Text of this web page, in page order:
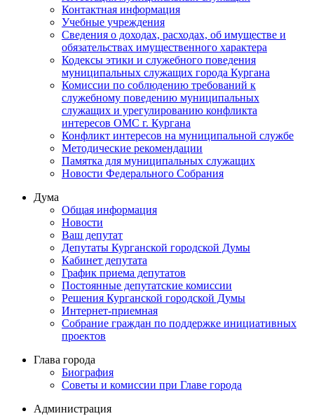
Контактная информация
Учебные учреждения
Сведения о доходах, расходах, об имуществе и
обязательствах имущественного характера
Кодексы этики и служебного поведения
муниципальных служащих города Кургана
Комиссии по соблюдению требований к
служебному поведению муниципальных
служащих и урегулированию конфликта
интересов ОМС г. Кургана
Конфликт интересов на муниципальной службе
Методические рекомендации
Памятка для муниципальных служащих
Новости Федерального Cобрания
Дума
Общая информация
Новости
Ваш депутат
Депутаты Курганской городской Думы
Кабинет депутата
График приема депутатов
Постоянные депутатские комиссии
Решения Курганской городской Думы
Интернет-приемная
Собрание граждан по поддержке инициативных
проектов
Глава города
Биография
Советы и комиссии при Главе города
Администрация